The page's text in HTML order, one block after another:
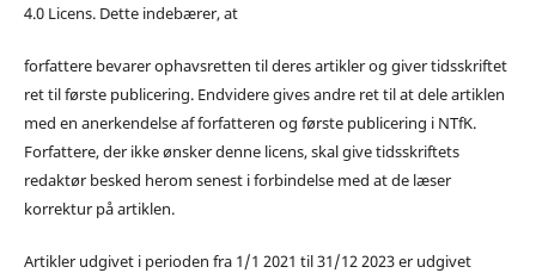
4.0 Licens. Dette indebærer, at
forfattere bevarer ophavsretten til deres artikler og giver tidsskriftet
ret til første publicering. Endvidere gives andre ret til at dele artiklen
med en anerkendelse af forfatteren og første publicering i NTfK.
Forfattere, der ikke ønsker denne licens, skal give tidsskriftets
redaktør besked herom senest i forbindelse med at de læser
korrektur på artiklen.
Artikler udgivet i perioden fra 1/1 2021 til 31/12 2023 er udgivet